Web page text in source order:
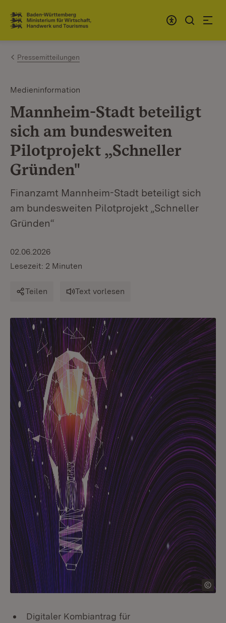
Zum Inhalt springen
Link zur Startseite
Pressemitteilungen
Medieninformation
Mannheim-Stadt beteiligt
sich am bundesweiten
Pilotprojekt „Schneller
Gründen"
Finanzamt Mannheim-Stadt beteiligt sich
am bundesweiten Pilotprojekt „Schneller
Gründen“
02.06.2026
Lesezeit: 2 Minuten
Teilen Text vorlesen
Digitaler Kombiantrag für